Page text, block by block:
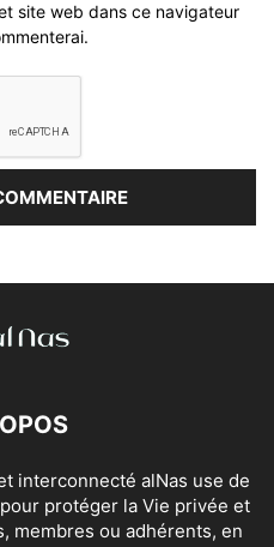
site web dans ce navigateur
interconnecté alNas use de
protéger la Vie privée et
membres ou adhérents, en